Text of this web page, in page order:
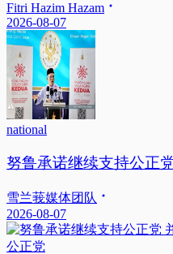
Fitri Hazim Hazam
2026-08-07
national
努鲁承诺继续支持公正
雪兰莪媒体团队
2026-08-07
公正党